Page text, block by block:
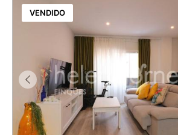
VENDIDO